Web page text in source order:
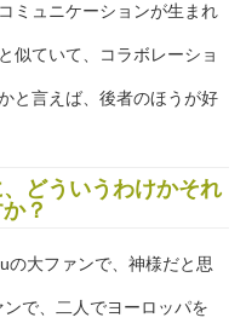
ミュニケーションが生まれ
似ていて、コラボレーショ
と言えば、後者のほうが好
どういうわけかそれ
？
大ファンで、神様だと思
で、二人でヨーロッパを